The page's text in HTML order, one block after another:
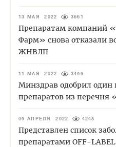
13 МАЯ 2022 3661
Препаратам компаний
Фарм» снова отказали
ЖНВЛП
11 МАЯ 2022 3499
Минздрав одобрил один
препаратов из перечня
09 АПРЕЛЯ 2022 4248
Представлен список
препаратами OFF-LABEL